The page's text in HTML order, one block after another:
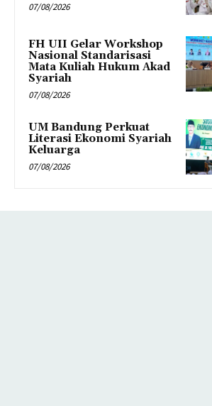
07/08/2026
FH UII Gelar Workshop
Nasional Standarisasi
Mata Kuliah Hukum Akad
Syariah
07/08/2026
UM Bandung Perkuat
Literasi Ekonomi Syariah
Keluarga
07/08/2026